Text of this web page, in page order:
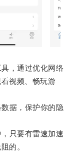
，通过优化网络
视频、畅玩游
据，保护你的隐
只要有雷速加速
的。